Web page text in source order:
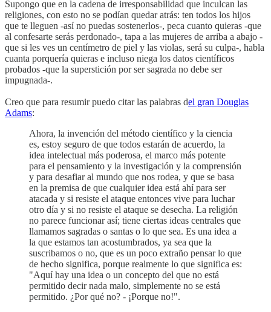
Supongo que en la cadena de irresponsabilidad que inculcan las
religiones, con esto no se podían quedar atrás: ten todos los hijos
que te lleguen -así no puedas sostenerlos-, peca cuanto quieras -que
al confesarte serás perdonado-, tapa a las mujeres de arriba a abajo -
que si les ves un centímetro de piel y las violas, será su culpa-, habla
cuanta porquería quieras e incluso niega los datos científicos
probados -que la superstición por ser sagrada no debe ser
impugnada-.
Creo que para resumir puedo citar las palabras del gran Douglas
Adams:
Ahora, la invención del método científico y la ciencia
es, estoy seguro de que todos estarán de acuerdo, la
idea intelectual más poderosa, el marco más potente
para el pensamiento y la investigación y la comprensión
y para desafiar al mundo que nos rodea, y que se basa
en la premisa de que cualquier idea está ahí para ser
atacada y si resiste el ataque entonces vive para luchar
otro día y si no resiste el ataque se desecha. La religión
no parece funcionar así; tiene ciertas ideas centrales que
llamamos sagradas o santas o lo que sea. Es una idea a
la que estamos tan acostumbrados, ya sea que la
suscribamos o no, que es un poco extraño pensar lo que
de hecho significa, porque realmente lo que significa es:
"Aquí hay una idea o un concepto del que no está
permitido decir nada malo, simplemente no se está
permitido. ¿Por qué no? - ¡Porque no!".